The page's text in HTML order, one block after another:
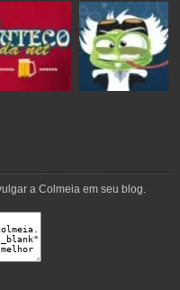
a Colmeia em seu blog.